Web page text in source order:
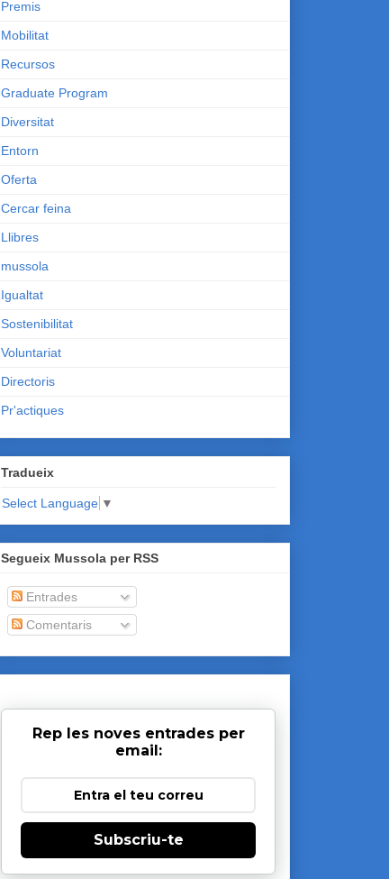
Premis
Mobilitat
Recursos
Graduate Program
Diversitat
Entorn
Oferta
Cercar feina
Llibres
mussola
Igualtat
Sostenibilitat
Voluntariat
Directoris
Pr'actiques
Tradueix
Select Language ▼
Segueix Mussola per RSS
Entrades
Comentaris
Rep les noves entrades per
email:
Subscriu-te